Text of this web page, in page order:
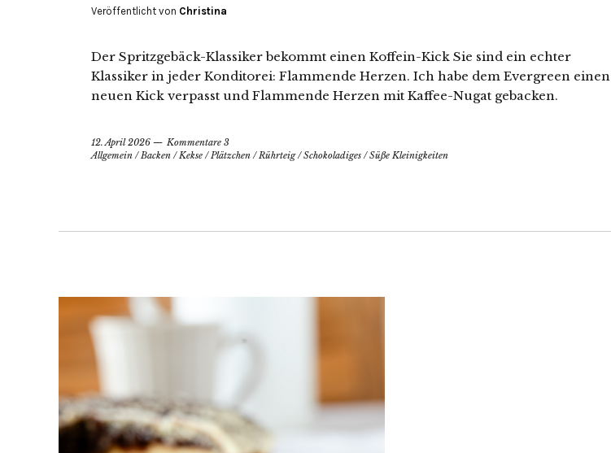
Veröffentlicht von Christina
Der Spritzgebäck-Klassiker bekommt einen Koffein-Kick Sie sind ein echter
Klassiker in jeder Konditorei: Flammende Herzen. Ich habe dem Evergreen einen
neuen Kick verpasst und Flammende Herzen mit Kaffee-Nugat gebacken.
12. April 2026
Kommentare 3
Allgemein /Backen /Kekse /Plätzchen /Rührteig/Schokoladiges /Süße Kleinigkeiten